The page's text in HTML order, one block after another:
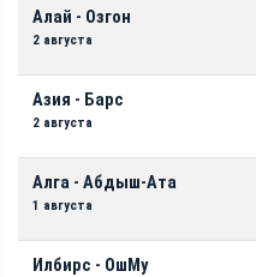
Алай - Озгон
2 августа
Азия - Барс
2 августа
Алга - Абдыш-Ата
1 августа
Илбирс - ОшМу